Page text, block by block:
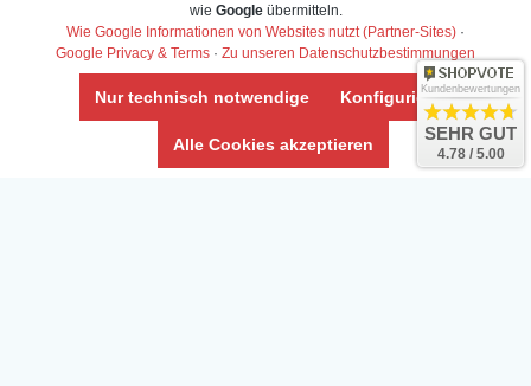
Widerrufs­recht /Widerrufs­formular
AGB & Info
Impressum
Umwelt und Entsorgung
Vertrag widerrufen
wie Googleübermitteln.
Wie Google Informationen von Websites nutzt (Partner-Sites) ·
Google Privacy & Terms · Zu unseren Datenschutzbestimmungen
Nur technisch notwendige Konfigurieren
Alle Cookies akzeptieren
Kundenbewertungen
SEHR GUT
4.78 / 5.00